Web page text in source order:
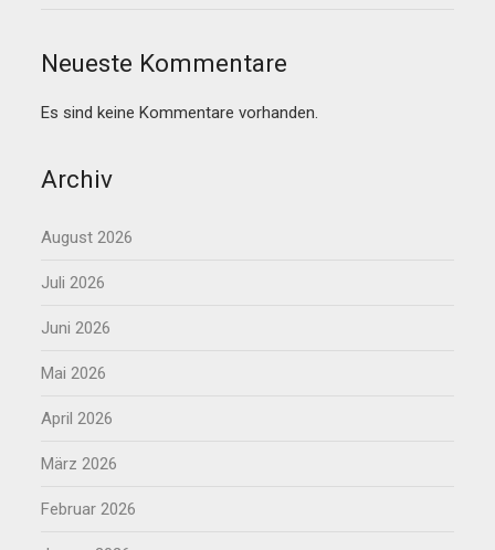
Neueste Kommentare
Es sind keine Kommentare vorhanden.
Archiv
August 2026
Juli 2026
Juni 2026
Mai 2026
April 2026
März 2026
Februar 2026